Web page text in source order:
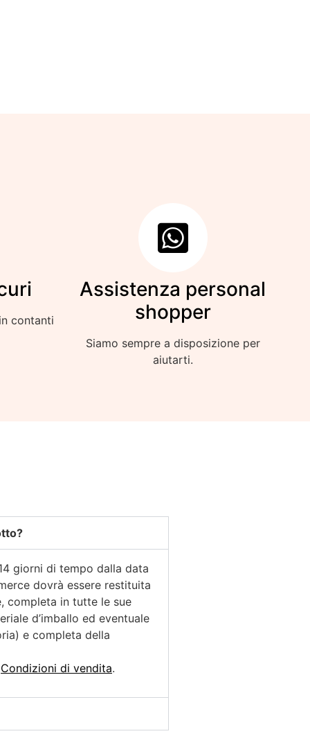
contanti
Assistenza personal
shopper
Siamo sempre a disposizione per
aiutarti.
giorni di tempo dalla data
dovrà essere restituita
completa in tutte le sue
d’imballo ed eventuale
e completa della
Condizioni di vendita.